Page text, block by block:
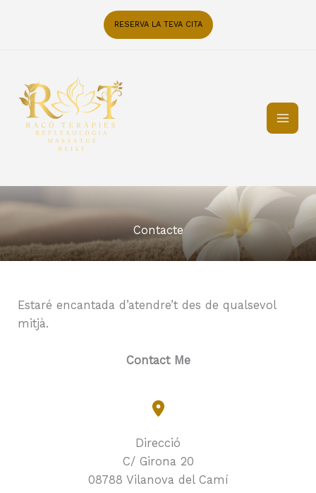
RESERVA LA TEVA CITA
Contacte
Estaré encantada d’atendre’t des de qualsevol
mitjà.
Contact Me
Direcció
C/ Girona 20
08788 Vilanova del Camí